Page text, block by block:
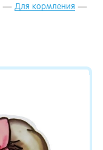
Для кормления